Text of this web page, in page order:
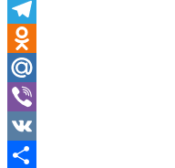
Skype
Telegram
Odnoklassniki
Mail.Ru
Viber
VK